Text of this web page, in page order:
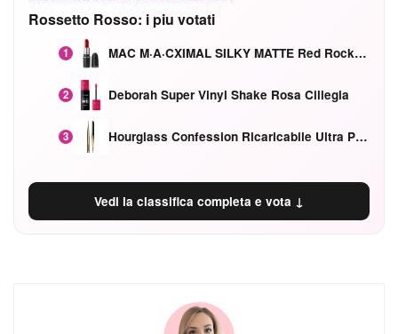
Rossetto Rosso: i piu votati
1 MAC M·A·CXIMAL SILKY MATTE Red Rock mat
2 Deborah Super Vinyl Shake Rosa Ciliegia
3 Hourglass Confession Ricaricabile Ultra Preciso Ad Alta Intensità Secretly Classic Red
Vedi la classifica completa e vota ↓